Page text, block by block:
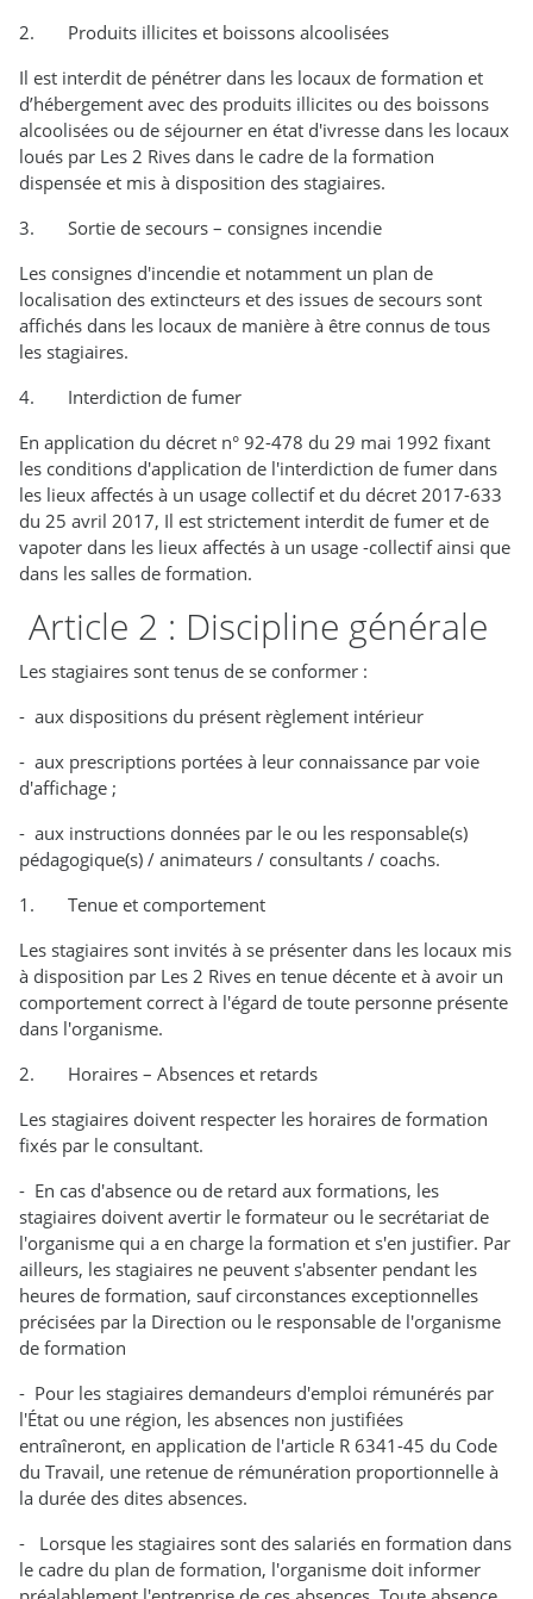
2. Produits illicites et boissons alcoolisées
Il est interdit de pénétrer dans les locaux de formation et
d’hébergement avec des produits illicites ou des boissons
alcoolisées ou de séjourner en état d'ivresse dans les locaux
loués par Les 2 Rives dans le cadre de la formation
dispensée et mis à disposition des stagiaires.
3. Sortie de secours – consignes incendie
Les consignes d'incendie et notamment un plan de
localisation des extincteurs et des issues de secours sont
affichés dans les locaux de manière à être connus de tous
les stagiaires.
4. Interdiction de fumer
En application du décret n° 92-478 du 29 mai 1992 fixant
les conditions d'application de l'interdiction de fumer dans
les lieux affectés à un usage collectif et du décret 2017-633
du 25 avril 2017, Il est strictement interdit de fumer et de
vapoter dans les lieux affectés à un usage -collectif ainsi que
dans les salles de formation.
Article 2 : Discipline générale
Les stagiaires sont tenus de se conformer :
- aux dispositions du présent règlement intérieur
- aux prescriptions portées à leur connaissance par voie
d'affichage ;
- aux instructions données par le ou les responsable(s)
pédagogique(s) / animateurs / consultants / coachs.
1. Tenue et comportement
Les stagiaires sont invités à se présenter dans les locaux mis
à disposition par Les 2 Rives en tenue décente et à avoir un
comportement correct à l'égard de toute personne présente
dans l'organisme.
2. Horaires – Absences et retards
Les stagiaires doivent respecter les horaires de formation
fixés par le consultant.
- En cas d'absence ou de retard aux formations, les
stagiaires doivent avertir le formateur ou le secrétariat de
l'organisme qui a en charge la formation et s'en justifier. Par
ailleurs, les stagiaires ne peuvent s'absenter pendant les
heures de formation, sauf circonstances exceptionnelles
précisées par la Direction ou le responsable de l'organisme
de formation
- Pour les stagiaires demandeurs d'emploi rémunérés par
l'État ou une région, les absences non justifiées
entraîneront, en application de l'article R 6341-45 du Code
du Travail, une retenue de rémunération proportionnelle à
la durée des dites absences.
- Lorsque les stagiaires sont des salariés en formation dans
le cadre du plan de formation, l'organisme doit informer